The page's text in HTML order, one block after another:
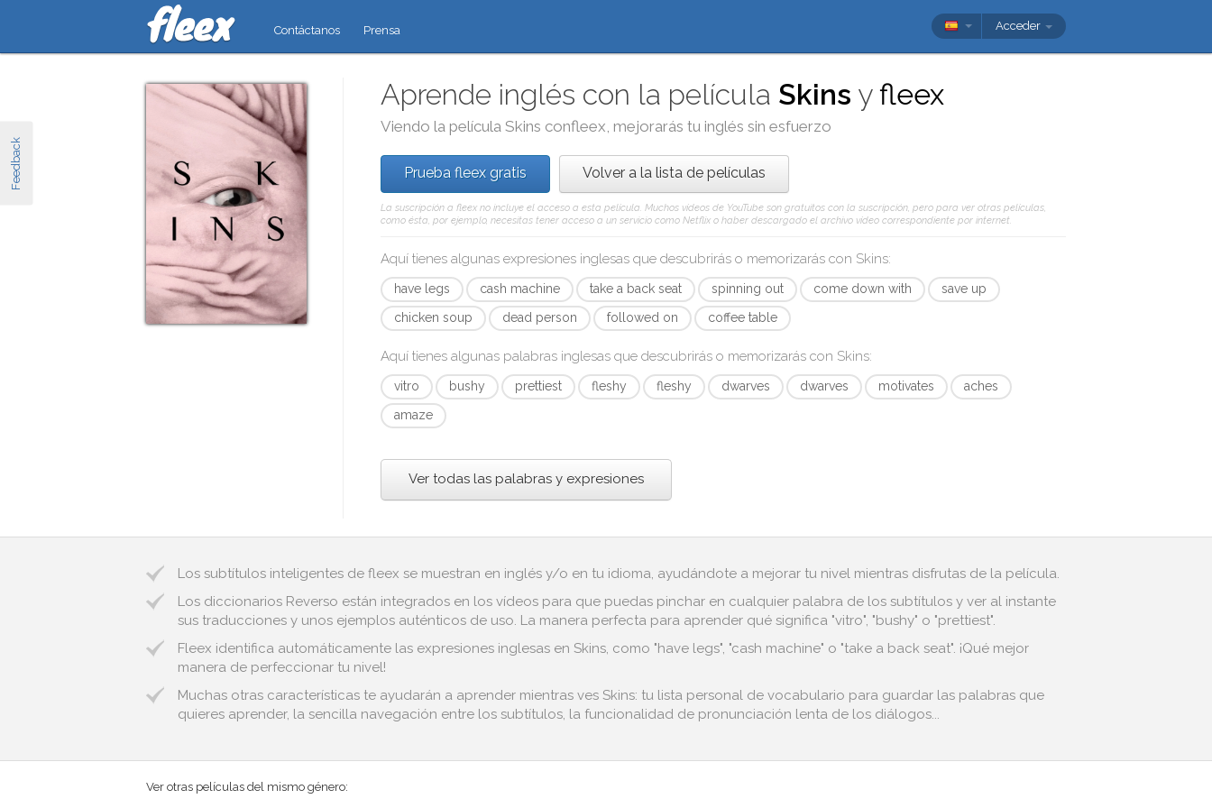
Feedback
Contáctanos Prensa Acceder
Aprende inglés con la película Skins yfleex
Viendo la películaSkins confleex, mejorarás tu inglés sin esfuerzo
Prueba fleex gratis Volver a la lista de películas
La suscripción a fleex no incluye el acceso a esta película. Muchos vídeos de YouTube son gratuitos con la suscripción, pero para ver otras películas,
como ésta, por ejemplo, necesitas tener acceso a un servicio como Netflix o haber descargado el archivo vídeo correspondiente por internet.
Aquí tienes algunas expresiones inglesas que descubrirás o memorizarás con Skins:
have legs cash machine take a back seat spinning out come down with
save up
chicken soup
dead person followed on coffee table
Aquí tienes algunas palabras inglesas que descubrirás o memorizarás con Skins:
vitro bushy prettiest fleshy fleshy dwarves dwarves motivates
aches
amaze
Ver todas las palabras y expresiones
Los subtítulos inteligentes de fleex se muestran en inglés y/o en tu idioma, ayudándote a mejorar tu nivel mientras disfrutas de la película.
Los diccionarios Reverso están integrados en los vídeos para que puedas pinchar en cualquier palabra de los subtítulos y ver al instante
sus traducciones y unos ejemplos auténticos de uso. La manera perfecta para aprender qué significa "vitro", "bushy" o "prettiest".
Fleex identifica automáticamente las expresiones inglesas en Skins, como "have legs", "cash machine" o "take a back seat". ¡Qué mejor
manera de perfeccionar tu nivel!
Muchas otras características te ayudarán a aprender mientras ves Skins: tu lista personal de vocabulario para guardar las palabras que
quieres aprender, la sencilla navegación entre los subtítulos, la funcionalidad de pronunciación lenta de los diálogos...
Ver otras películas del mismo género: